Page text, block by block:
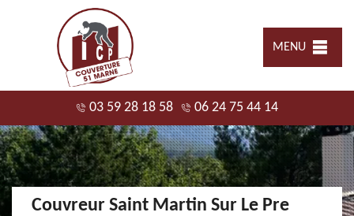
MENU
03 59 28 18 58 06 24 75 44 14
Couvreur Saint Martin Sur Le Pre